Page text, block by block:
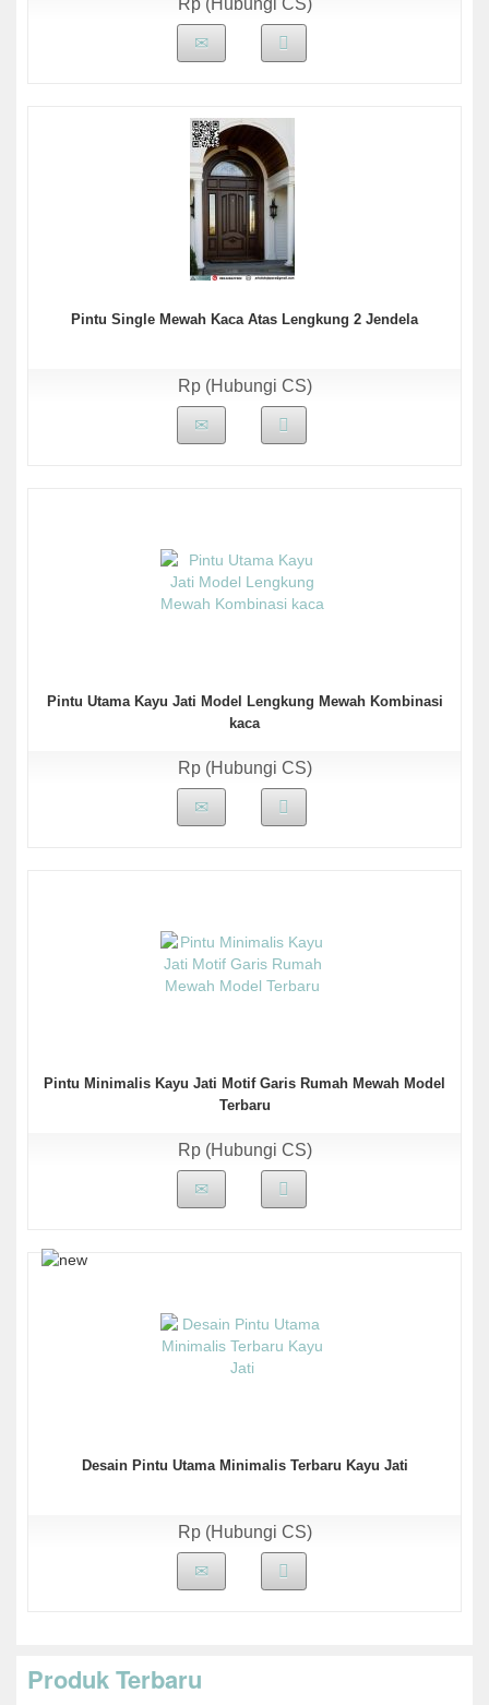
Rp (Hubungi CS)
Pintu Single Mewah Kaca Atas Lengkung 2 Jendela
Rp (Hubungi CS)
Pintu Utama Kayu Jati Model Lengkung Mewah Kombinasi
kaca
Rp (Hubungi CS)
Pintu Minimalis Kayu Jati Motif Garis Rumah Mewah Model
Terbaru
Rp (Hubungi CS)
Desain Pintu Utama Minimalis Terbaru Kayu Jati
Rp (Hubungi CS)
Produk Terbaru